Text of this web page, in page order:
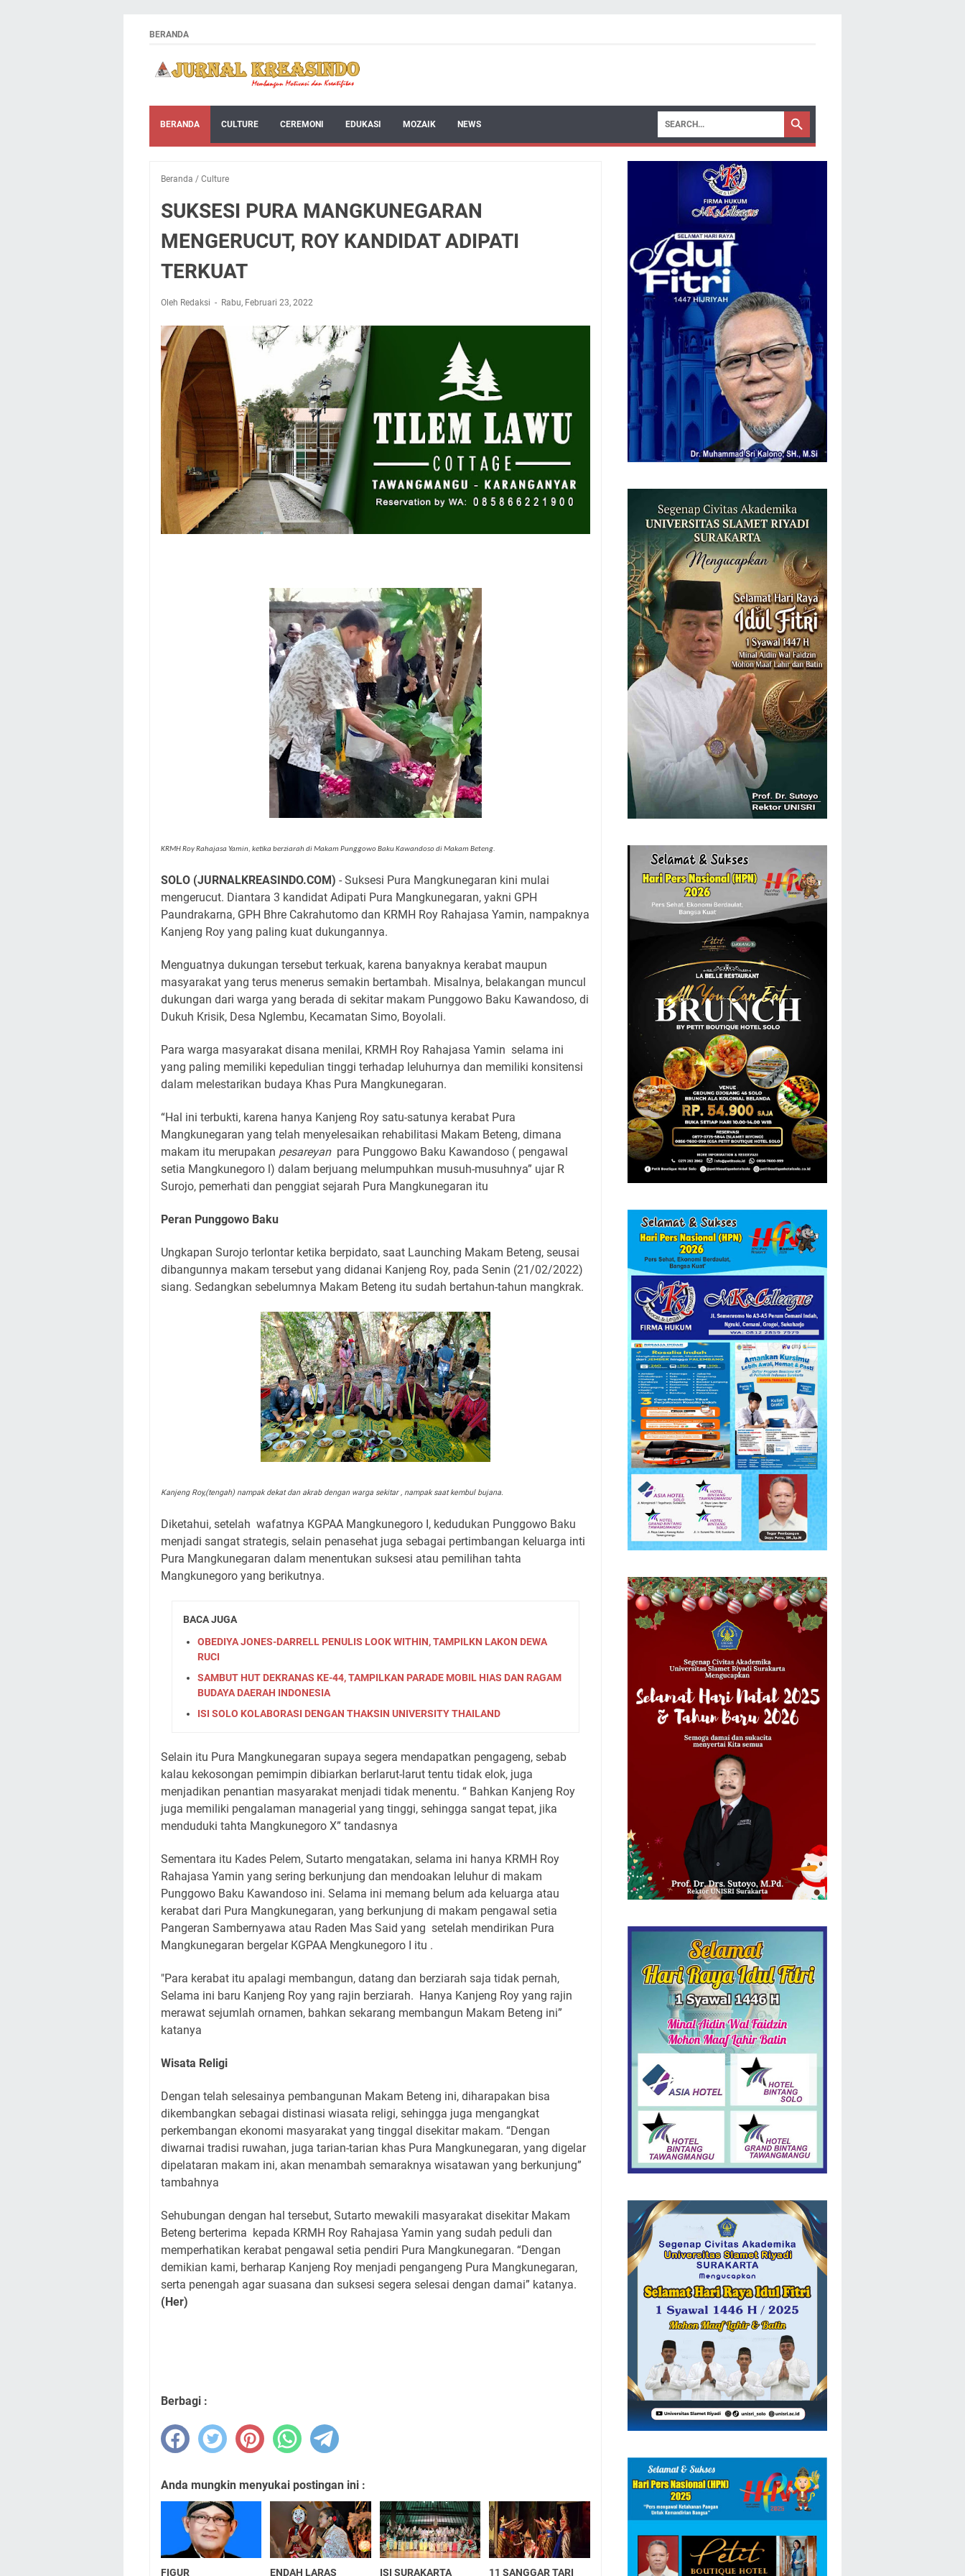
BERANDA
BERANDA CULTURE CEREMONI EDUKASI MOZAIK NEWS
Beranda / Culture
SUKSESI PURA MANGKUNEGARAN
MENGERUCUT, ROY KANDIDAT ADIPATI
TERKUAT
Oleh Redaksi Rabu, Februari 23, 2022
KRMH Roy Rahajasa Yamin, ketika berziarah di Makam Punggowo Baku Kawandoso di Makam Beteng.
SOLO (JURNALKREASINDO.COM) - Suksesi Pura Mangkunegaran kini mulai
mengerucut. Diantara 3 kandidat Adipati Pura Mangkunegaran, yakni GPH
Paundrakarna, GPH Bhre Cakrahutomo dan KRMH Roy Rahajasa Yamin, nampaknya
Kanjeng Roy yang paling kuat dukungannya.
Menguatnya dukungan tersebut terkuak, karena banyaknya kerabat maupun
masyarakat yang terus menerus semakin bertambah. Misalnya, belakangan muncul
dukungan dari warga yang berada di sekitar makam Punggowo Baku Kawandoso, di
Dukuh Krisik, Desa Nglembu, Kecamatan Simo, Boyolali.
Para warga masyarakat disana menilai, KRMH Roy Rahajasa Yamin selama ini
yang paling memiliki kepedulian tinggi terhadap leluhurnya dan memiliki konsitensi
dalam melestarikan budaya Khas Pura Mangkunegaran.
“Hal ini terbukti, karena hanya Kanjeng Roy satu-satunya kerabat Pura
Mangkunegaran yang telah menyelesaikan rehabilitasi Makam Beteng, dimana
makam itu merupakan pesareyan para Punggowo Baku Kawandoso ( pengawal
setia Mangkunegoro l) dalam berjuang melumpuhkan musuh-musuhnya” ujar R
Surojo, pemerhati dan penggiat sejarah Pura Mangkunegaran itu
Peran Punggowo Baku
Ungkapan Surojo terlontar ketika berpidato, saat Launching Makam Beteng, seusai
dibangunnya makam tersebut yang didanai Kanjeng Roy, pada Senin (21/02/2022)
siang. Sedangkan sebelumnya Makam Beteng itu sudah bertahun-tahun mangkrak.
Kanjeng Roy,(tengah) nampak dekat dan akrab dengan warga sekitar , nampak saat kembul bujana.
Diketahui, setelah wafatnya KGPAA Mangkunegoro I, kedudukan Punggowo Baku
menjadi sangat strategis, selain penasehat juga sebagai pertimbangan keluarga inti
Pura Mangkunegaran dalam menentukan suksesi atau pemilihan tahta
Mangkunegoro yang berikutnya.
BACA JUGA
OBEDIYA JONES-DARRELL PENULIS LOOK WITHIN, TAMPILKN LAKON DEWA
RUCI
SAMBUT HUT DEKRANAS KE-44, TAMPILKAN PARADE MOBIL HIAS DAN RAGAM
BUDAYA DAERAH INDONESIA
ISI SOLO KOLABORASI DENGAN THAKSIN UNIVERSITY THAILAND
Selain itu Pura Mangkunegaran supaya segera mendapatkan pengageng, sebab
kalau kekosongan pemimpin dibiarkan berlarut-larut tentu tidak elok, juga
menjadikan penantian masyarakat menjadi tidak menentu. “ Bahkan Kanjeng Roy
juga memiliki pengalaman managerial yang tinggi, sehingga sangat tepat, jika
menduduki tahta Mangkunegoro X” tandasnya
Sementara itu Kades Pelem, Sutarto mengatakan, selama ini hanya KRMH Roy
Rahajasa Yamin yang sering berkunjung dan mendoakan leluhur di makam
Punggowo Baku Kawandoso ini. Selama ini memang belum ada keluarga atau
kerabat dari Pura Mangkunegaran, yang berkunjung di makam pengawal setia
Pangeran Sambernyawa atau Raden Mas Said yang setelah mendirikan Pura
Mangkunegaran bergelar KGPAA Mengkunegoro I itu .
"Para kerabat itu apalagi membangun, datang dan berziarah saja tidak pernah,
Selama ini baru Kanjeng Roy yang rajin berziarah. Hanya Kanjeng Roy yang rajin
merawat sejumlah ornamen, bahkan sekarang membangun Makam Beteng ini”
katanya
Wisata Religi
Dengan telah selesainya pembangunan Makam Beteng ini, diharapakan bisa
dikembangkan sebagai distinasi wiasata religi, sehingga juga mengangkat
perkembangan ekonomi masyarakat yang tinggal disekitar makam. “Dengan
diwarnai tradisi ruwahan, juga tarian-tarian khas Pura Mangkunegaran, yang digelar
dipelataran makam ini, akan menambah semaraknya wisatawan yang berkunjung”
tambahnya
Sehubungan dengan hal tersebut, Sutarto mewakili masyarakat disekitar Makam
Beteng berterima kepada KRMH Roy Rahajasa Yamin yang sudah peduli dan
memperhatikan kerabat pengawal setia pendiri Pura Mangkunegaran. “Dengan
demikian kami, berharap Kanjeng Roy menjadi pengangeng Pura Mangkunegaran,
serta penengah agar suasana dan suksesi segera selesai dengan damai” katanya.
(Her)
Berbagi :
Anda mungkin menyukai postingan ini :
FIGUR ENDAH LARAS ISI SURAKARTA 11 SANGGAR TARI